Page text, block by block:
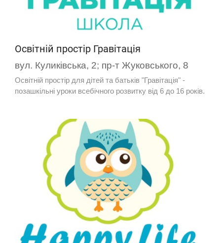
Освітній простір Гравітація
вул. Куликівська, 2; пр-т Жуковського, 8
Освітній простір для дітей та батьків "Гравітація" -
позашкільні уроки всебічного розвитку від 6 до 16 років.